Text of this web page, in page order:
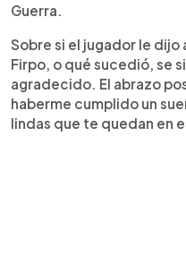
Guerra.
Sobre si el jugador le
Firpo, o qué sucedió, se
agradecido. El abrazo
haberme cumplido un
lindas que te quedan en